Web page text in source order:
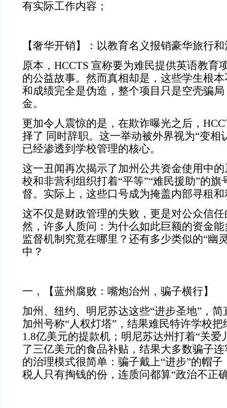
有实际工作内容；
【奢华开销】：以教育名义报销豪华旅行
原本，HCCTS 宣称要为难民提供英语教育
的公益故事。然而真相却是，这些学生根
和成绩完全是伪造，整个项目只是空壳骗
金。
更加令人震惊的是，在欺诈曝光之后，
择了 同时辞职。这一举动被外界视为“变相
已经渗透到学校管理的核心。
这一丑闻再次揭示了加州公共资金使用中
校和非营利组织打着“平等”“难民援助”的
督。实际上，这些口号成为掩盖内部寻租
这不仅是财政管理的失败，更是对公众信
然，许多人质问：为什么如此巨额的资金
监督机制究竟在哪里？还有多少类似的“幽
中？
一，【蓝州腐败：嘴炮治州，骗子横行】
加州、纽约、明尼苏达这些“进步圣地”，
加州号称“人权灯塔”，结果难民特许学校
1.8亿美元的提款机；明尼苏达州打着“关爱
了三亿美元的食品补贴，结果大多数骗子
的治理模式很简单：骗子戴上“进步”的帽
税人只有掏钱的份，连质问都算“政治不正